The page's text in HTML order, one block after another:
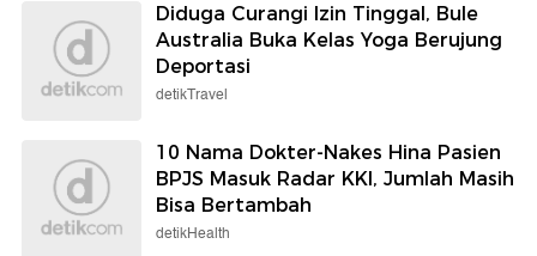
Diduga Curangi Izin Tinggal, Bule
Australia Buka Kelas Yoga Berujung
Deportasi
detikTravel
10 Nama Dokter-Nakes Hina Pasien
BPJS Masuk Radar KKI, Jumlah Masih
Bisa Bertambah
detikHealth